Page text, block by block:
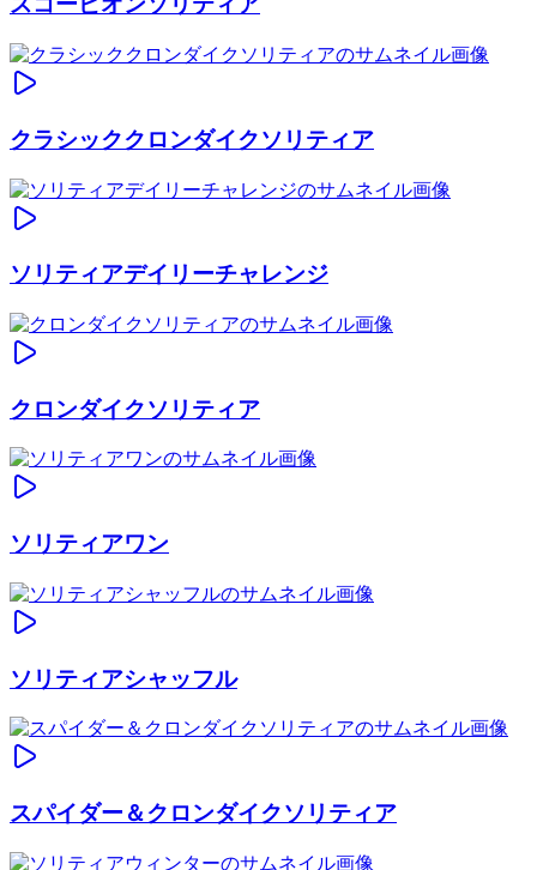
クラシッククロンダイクソリティア
ソリティアデイリーチャレンジ
クロンダイクソリティア
ソリティアワン
ソリティアシャッフル
スパイダー＆クロンダイクソリティア